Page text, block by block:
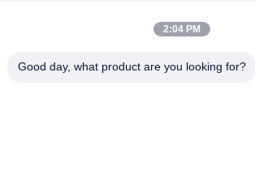
2:04 PM
Good day, what product are you looking for?